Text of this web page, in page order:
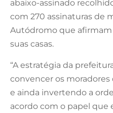
abaixo-assinado
com 270 assinaturas de
Autódromo que
suas casas.
“A estratégia da
convencer os moradores
e ainda invertendo a
acordo com o papel que